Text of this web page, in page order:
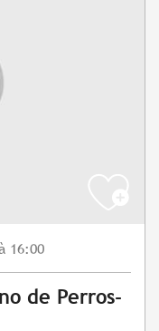
16:00
de Perros-